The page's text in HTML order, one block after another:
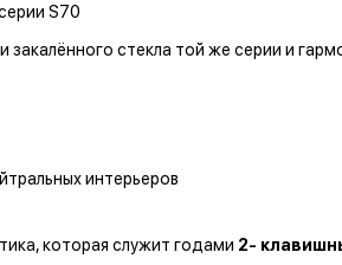
S70
стекла той же серии и
интерьеров
которая служит годами 2-